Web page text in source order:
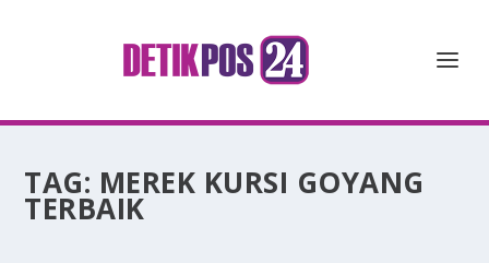
TAG: MEREK KURSI GOYANG
TERBAIK